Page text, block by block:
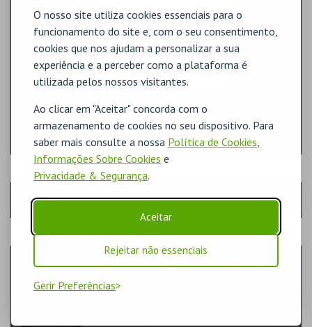
O nosso site utiliza cookies essenciais para o
funcionamento do site e, com o seu consentimento,
cookies que nos ajudam a personalizar a sua
experiência e a perceber como a plataforma é
utilizada pelos nossos visitantes.
Ao clicar em "Aceitar" concorda com o
armazenamento de cookies no seu dispositivo. Para
saber mais consulte a nossa Política de Cookies,
Informações Sobre Cookies e
Privacidade & Segurança.
Aceitar
Rejeitar não essenciais
Gerir Preferências
PASSO- SESSÃO
SEGUNDA-FEIRA | 09 NOV 2026 | 21:00
PASSO- EVENTO
MÚSICA & FESTIVAIS | MÚSICA